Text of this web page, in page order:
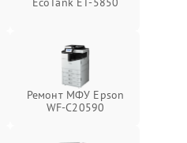
Ремонт МФУ Epson
WF-C20590